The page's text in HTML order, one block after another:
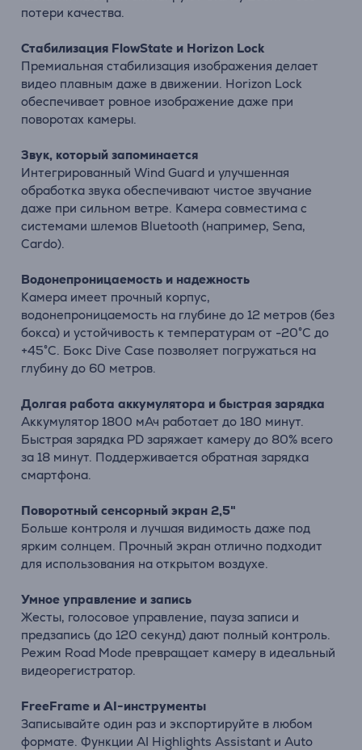
потери качества.
Стабилизация FlowState и Horizon Lock
Премиальная стабилизация изображения делает
видео плавным даже в движении. Horizon Lock
обеспечивает ровное изображение даже при
поворотах камеры.
Звук, который запоминается
Интегрированный Wind Guard и улучшенная
обработка звука обеспечивают чистое звучание
даже при сильном ветре. Камера совместима с
системами шлемов Bluetooth (например, Sena,
Cardo).
Водонепроницаемость и надежность
Камера имеет прочный корпус,
водонепроницаемость на глубине до 12 метров (без
бокса) и устойчивость к температурам от -20°C до
+45°C. Бокс Dive Case позволяет погружаться на
глубину до 60 метров.
Долгая работа аккумулятора и быстрая зарядка
Аккумулятор 1800 мАч работает до 180 минут.
Быстрая зарядка PD заряжает камеру до 80% всего
за 18 минут. Поддерживается обратная зарядка
смартфона.
Поворотный сенсорный экран 2,5"
Больше контроля и лучшая видимость даже под
ярким солнцем. Прочный экран отлично подходит
для использования на открытом воздухе.
Умное управление и запись
Жесты, голосовое управление, пауза записи и
предзапись (до 120 секунд) дают полный контроль.
Режим Road Mode превращает камеру в идеальный
видеорегистратор.
FreeFrame и AI-инструменты
Записывайте один раз и экспортируйте в любом
формате. Функции AI Highlights Assistant и Auto